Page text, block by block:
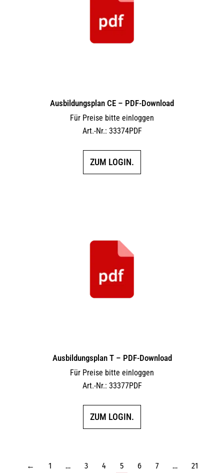
Ausbildungsplan CE – PDF-Download
Für Preise bitte einloggen
Art.-Nr.: 33374PDF
ZUM LOGIN.
Ausbildungsplan T – PDF-Download
Für Preise bitte einloggen
Art.-Nr.: 33377PDF
ZUM LOGIN.
← 1 … 3 4 5 6 7 …
21